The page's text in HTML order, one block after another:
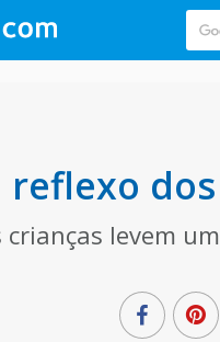
reflexo
levem